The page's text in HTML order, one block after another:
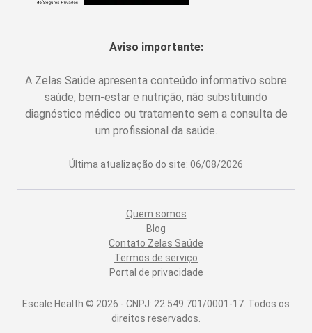
Aviso importante:
A Zelas Saúde apresenta conteúdo informativo sobre
saúde, bem-estar e nutrição, não substituindo
diagnóstico médico ou tratamento sem a consulta de
um profissional da saúde.
Última atualização do site: 06/08/2026
Quem somos
Blog
Contato Zelas Saúde
Termos de serviço
Portal de privacidade
Escale Health © 2026 - CNPJ: 22.549.701/0001-17. Todos os
direitos reservados.